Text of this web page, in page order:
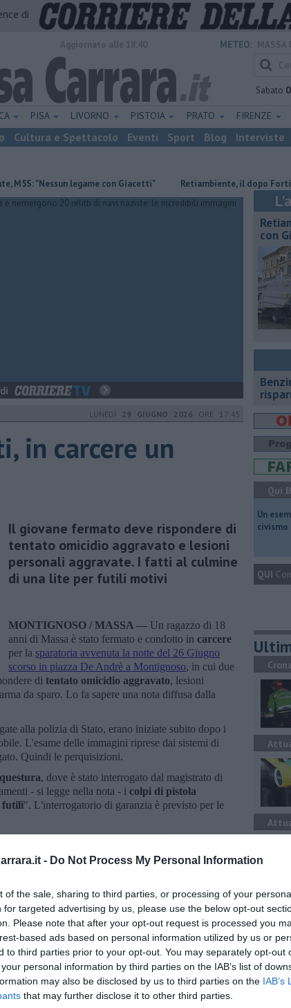
- Do Not Process My Personal Information
of the sale, sharing to third parties, or processing of your
for targeted advertising by us, please use the below opt-out
Please note that after your opt-out request is processed you
based ads based on personal information utilized by us or
to third parties prior to your opt-out. You may separately opt-out
personal information by third parties on the IAB’s list of
may also be disclosed by us to third parties on the IAB’s
that may further disclose it to other third parties.
di
METEO:
Sabato
PISA LIVORNO PISTOIA PRATO FIRENZE
Cultura e Spettacolo Eventi Sport Blog Interviste
legame con Giacetti" Retiambiente, il dopo Fortini e lo
LUNEDÌ 29 GIUGNO 2026 ORE 17:45
in carcere un
Il giovane fermato deve rispondere di
tentato omicidio aggravato e lesioni
personali aggravate. I fatti al culmine
di una lite per futili motivi
MONTIGNOSO / MASSA — Un ragazzo di 18
anni di Massa è stato fermato e condotto in carcere
per la sparatoria avvenuta la notte del 26 Giugno
scorso in piazza De Andrè a Montignoso, in cui due
di tentato omicidio aggravato, lesioni
da sparo. Lo fa sapere una nota diffusa dalla
alla polizia di Stato, erano iniziate subito dopo i
L'esame delle immagini riprese dai sistemi di
Quindi le perquisizioni.
, dove è stato interrogato dal magistrato di
- si legge nella nota - i colpi di pistola
futili". L'interrogatorio di garanzia è previsto per le
allaNewsletter QUInews - ToscanaMedia.
tua casella di posta.
con
Qui
​Un
civismo
QUI